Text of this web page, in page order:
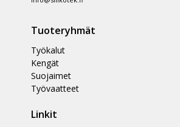
Tuoteryhmät
Työkalut
Kengät
Suojaimet
Työvaatteet
Linkit